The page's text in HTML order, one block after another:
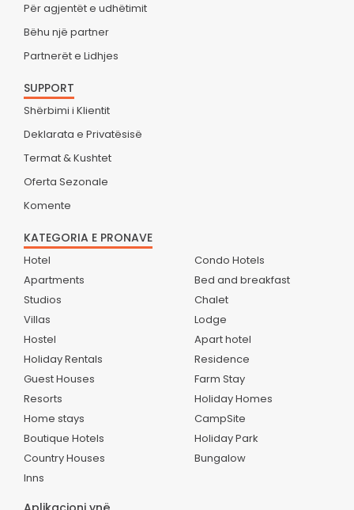
Për agjentët e udhëtimit
Bëhu një partner
Partnerët e Lidhjes
SUPPORT
Shërbimi i Klientit
Deklarata e Privatësisë
Termat & Kushtet
Oferta Sezonale
Komente
KATEGORIA E PRONAVE
Hotel
Apartments
Studios
Villas
Hostel
Holiday Rentals
Guest Houses
Resorts
Home stays
Boutique Hotels
Country Houses
Inns
Condo Hotels
Bed and breakfast
Chalet
Lodge
Apart hotel
Residence
Farm Stay
Holiday Homes
CampSite
Holiday Park
Bungalow